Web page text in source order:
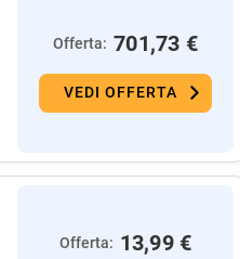
Offerta: 701,73 €
VEDI OFFERTA
Offerta: 13,99 €